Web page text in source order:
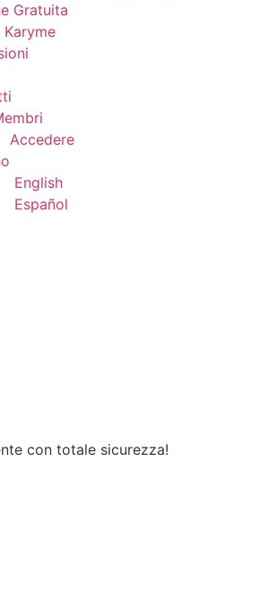
Gratuita
Karyme
Accedere
English
Español
con totale sicurezza!